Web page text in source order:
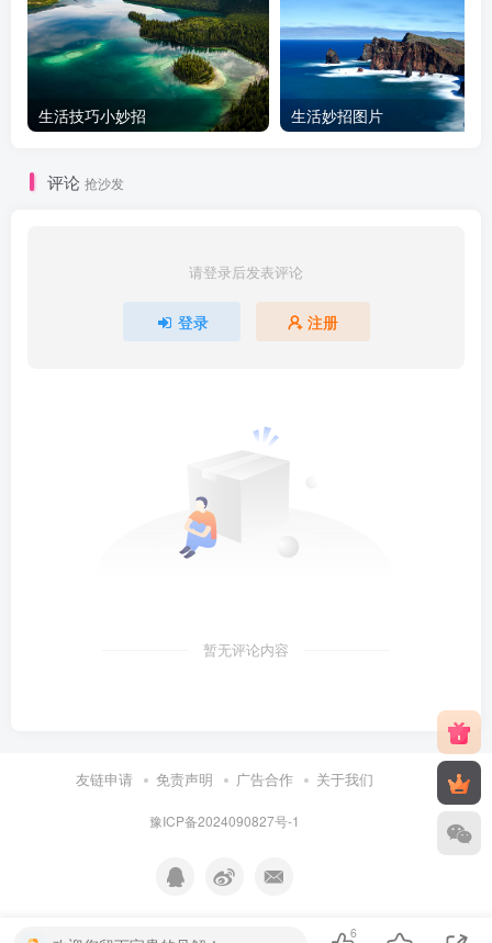
生活技巧小妙招 生活妙招图片
评论 抢沙发
请登录后发表评论
登录 注册
暂无评论内容
友链申请 免责声明 广告合作 关于我们
豫ICP备2024090827号-1
6